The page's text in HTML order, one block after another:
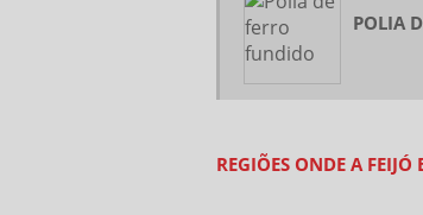
POLIA
REGIÕES ONDE A